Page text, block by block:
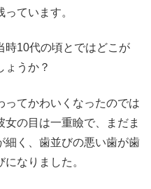
ています。
時10代の頃とではどこが
ょうか？
ってかわいくなったのでは
の目は一重瞼で、まだま
細く、歯並びの悪い歯が歯
なりました。